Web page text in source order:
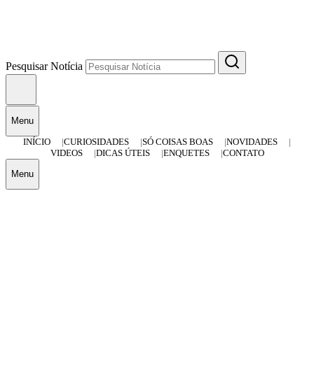
Pesquisar Notícia
Menu
INÍCIO
CURIOSIDADES SÓ COISAS BOAS
NOVIDADES
VIDEOS
DICAS ÚTEIS ENQUETES CONTATO
Menu